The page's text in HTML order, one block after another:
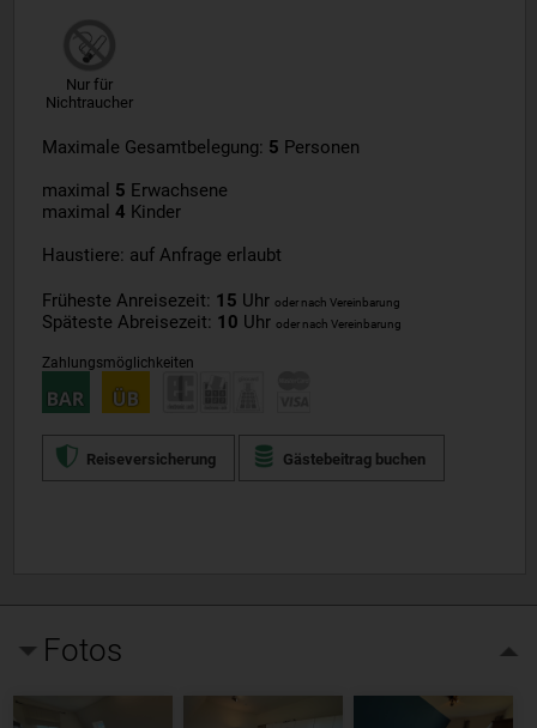
Nur für
Nichtraucher
Maximale Gesamtbelegung: 5 Personen
maximal 5 Erwachsene
maximal 4 Kinder
Haustiere: auf Anfrage erlaubt
Früheste Anreisezeit: 15 Uhr oder nach Vereinbarung
Späteste Abreisezeit: 10 Uhr oder nach Vereinbarung
Zahlungsmöglichkeiten
Reiseversicherung Gästebeitrag buchen
Fotos